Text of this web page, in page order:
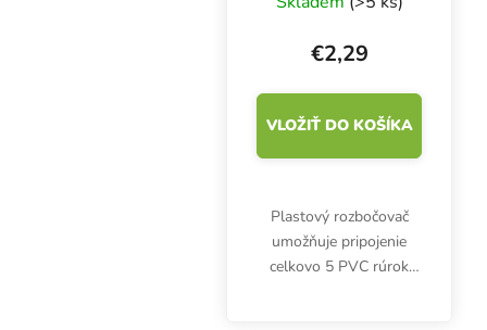
kanál
€2,29
VLOŽIŤ DO KOŠÍKA
Plastový rozbočovač
umožňuje pripojenie
celkovo 5 PVC rúrok